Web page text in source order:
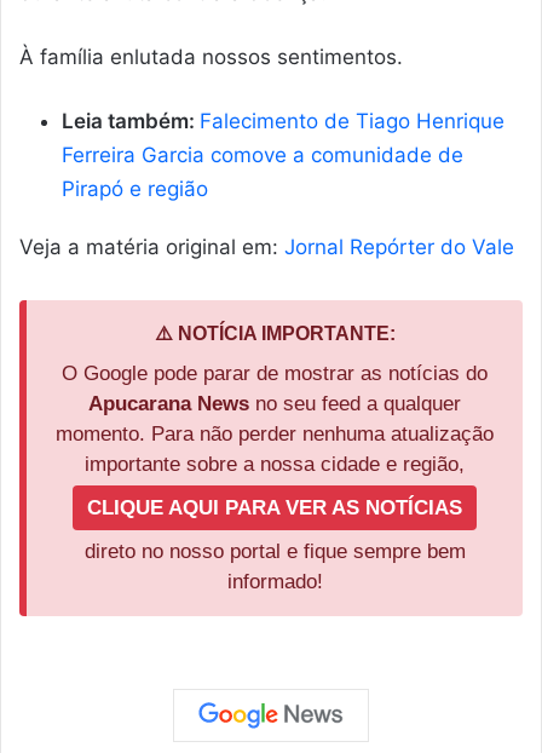
À família enlutada nossos sentimentos.
Leia também: Falecimento de Tiago Henrique
Ferreira Garcia comove a comunidade de
Pirapó e região
Veja a matéria original em: Jornal Repórter do Vale
⚠️ NOTÍCIA IMPORTANTE:
O Google pode parar de mostrar as notícias do
Apucarana News no seu feed a qualquer
momento. Para não perder nenhuma atualização
importante sobre a nossa cidade e região,
CLIQUE AQUI PARA VER AS NOTÍCIAS
direto no nosso portal e fique sempre bem
informado!